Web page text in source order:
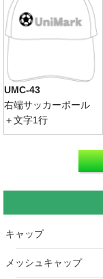
UMC-43
右端サッカーボール
＋文字1行
キャップ
メッシュキャップ